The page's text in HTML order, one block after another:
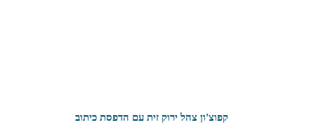
קפוצ'ון צהל ירוק זית עם הדפסת כיתוב